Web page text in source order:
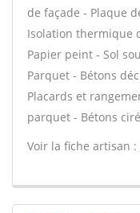
de façade - Plaque
Isolation thermique
Papier peint - Sol
Parquet - Bétons
Placards et
parquet - Bétons
Voir la fiche artisan :